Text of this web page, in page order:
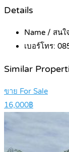
Details
Name / สน
เบอร์โทร:
Similar
ขาย For Sale
16,000฿